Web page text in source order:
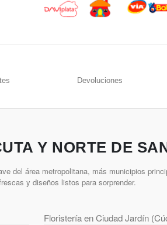
Devoluciones
Y NORTE DE
del área metropolitana, más municipios
y diseños listos para sorprender.
Floristería en Ciudad Jardín